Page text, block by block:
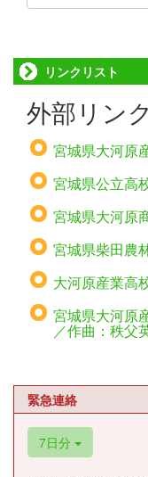
リンクリスト
外部リン
宮城県大河原
宮城県公立高
宮城県大河原
宮城県柴田農
大河原産業高
宮城県大河原
／作曲：秩父
緊急連絡
7日分